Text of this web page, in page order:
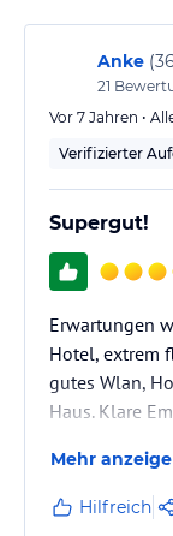
Anke (
21
Vor 7 Jahren •
Verifizierter
Supergut!
Erwartungen
Hotel, extrem
gutes Wlan,
Haus. Klare
Mehr
Hilfreich